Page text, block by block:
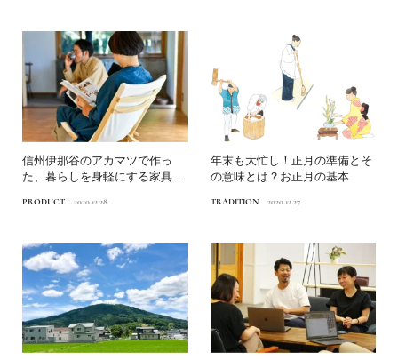
信州伊那谷のアカマツで作っ
た、暮らしを身軽にする家具ブ
PRODUCT 2020.12.28
年末も大忙し！正月の準備とそ
の意味とは？お正月の基本
TRADITION 2020.12.27